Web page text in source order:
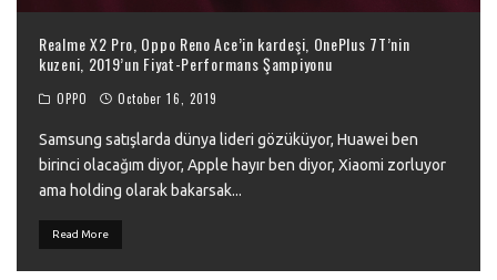
Realme X2 Pro, Oppo Reno Ace’in kardeşi, OnePlus 7T’nin
kuzeni, 2019’un Fiyat-Performans Şampiyonu
OPPO October 16, 2019
Samsung satışlarda dünya lideri gözüküyor, Huawei ben
birinci olacağım diyor, Apple hayır ben diyor, Xiaomi zorluyor
ama holding olarak bakarsak...
Read More